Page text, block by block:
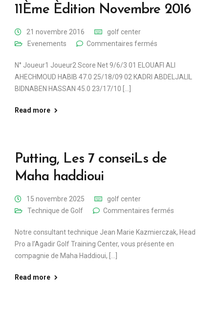
11Ème Èdition Novembre 2016
21 novembre 2016
golf center
Evenements
Commentaires fermés
N° Joueur1 Joueur2 Score Net 9/6/3 01 ELOUAFI ALI
AHECHMOUD HABIB 47.0 25/18/09 02 KADRI ABDELJALIL
BIDNABEN HASSAN 45.0 23/17/10 [...]
Read more
Putting, Les 7 conseiLs de
Maha haddioui
15 novembre 2025
golf center
Technique de Golf
Commentaires fermés
Notre consultant technique Jean Marie Kazmierczak, Head
Pro a l’Agadir Golf Training Center, vous présente en
compagnie de Maha Haddioui, [...]
Read more